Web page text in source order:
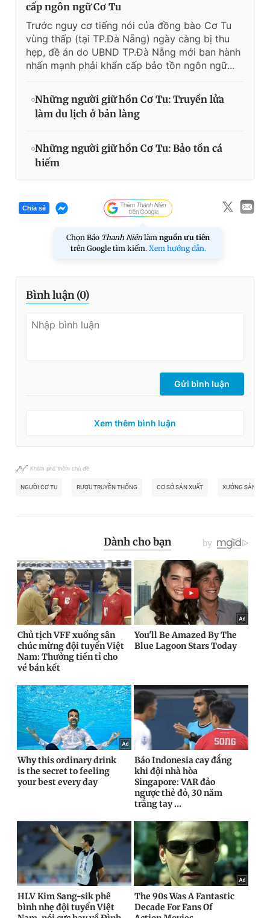
cấp ngôn ngữ Cơ Tu
Trước nguy cơ tiếng nói của đồng bào Cơ Tu
vùng thấp (tại TP.Đà Nẵng) ngày càng bị thu
hẹp, đề án do UBND TP.Đà Nẵng mới ban hành
nhấn mạnh phải khẩn cấp bảo tồn ngôn ngữ...
Những người giữ hồn Cơ Tu: Truyền lửa
làm du lịch ở bản làng
Những người giữ hồn Cơ Tu: Bảo tồn cá
hiếm
Chia sẻ
Chọn Báo Thanh Niên làm nguồn ưu tiên
trên Google tìm kiếm. Xem hướng dẫn.
Bình luận (0)
Gửi bình luận
Xem thêm bình luận
Khám phá thêm chủ đề
NGƯỜI CƠ TU RƯỢU TRUYỀN THỐNG CƠ SỞ SẢN XUẤT XƯỞNG SẢN